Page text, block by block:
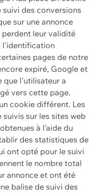
des conversions
sur une annonce
leur validité
l'identification
pages de notre
expiré, Google et
que l'utilisateur a
vers cette page.
cookie différent. Les
sur les sites web
à l'aide du
des statistiques de
ont opté pour le suivi
le nombre total
annonce et ont été
balise de suivi des